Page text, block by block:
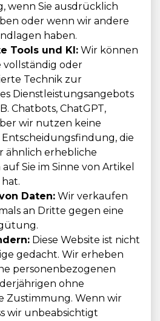
wenn Sie ausdrücklich
oder wenn wir andere
haben.
Tools und KI: Wir können
vollständig oder
Technik zur
Dienstleistungsangebots
Chatbots, ChatGPT,
wir nutzen keine
die
ähnlich erhebliche
Sie im Sinne von Artikel
Daten: Wir verkaufen
an Dritte gegen eine
Diese Website ist nicht
gedacht. Wir erheben
personenbezogenen
ohne
Zustimmung. Wenn wir
wir unbeabsichtigt